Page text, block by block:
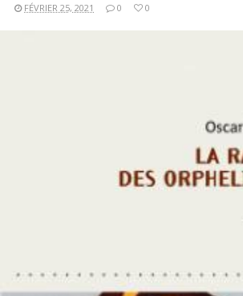
FÉVRIER 25, 2021 0 0
LIRE LA SUITE